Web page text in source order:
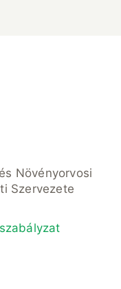
Növényorvosi
Szervezete